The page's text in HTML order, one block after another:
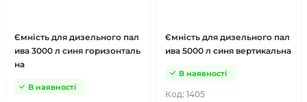
Ємність для дизельного пал
ива 3000 л синя горизонталь
на
В наявності
Ємність для дизельного пал
ива 5000 л синя вертикальна
Код: 1405
В наявності